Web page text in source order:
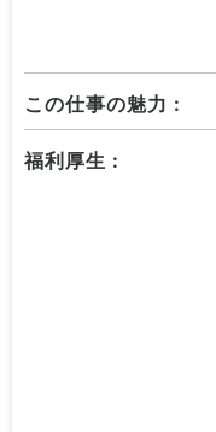
この仕事の魅力 :
福利厚生 :